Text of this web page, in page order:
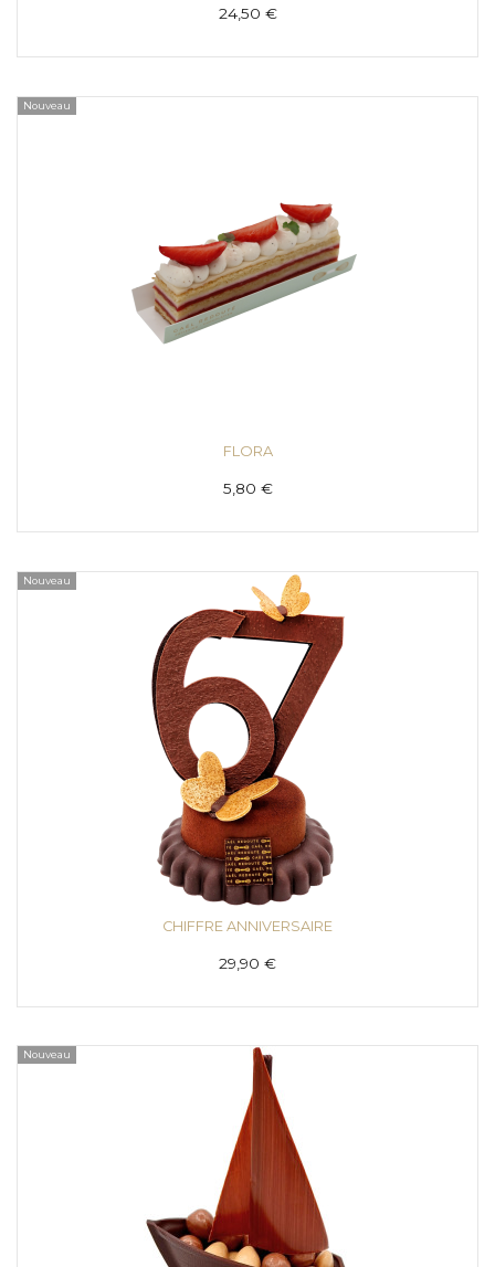
24,50 €
Nouveau
FLORA
5,80 €
Nouveau
CHIFFRE ANNIVERSAIRE
29,90 €
Nouveau